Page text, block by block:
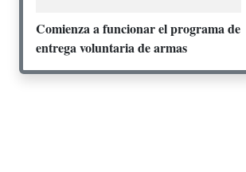
Comienza a funcionar el programa de
entrega voluntaria de armas